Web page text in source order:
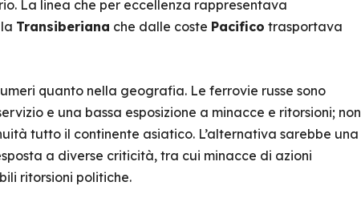
La linea che per eccellenza rappresentava
Transiberiana che dalle coste Pacifico trasportava
quanto nella geografia. Le ferrovie russe sono
e una bassa esposizione a minacce e ritorsioni; non
tutto il continente asiatico. L’alternativa sarebbe una
a diverse criticità, tra cui minacce di azioni
ritorsioni politiche.